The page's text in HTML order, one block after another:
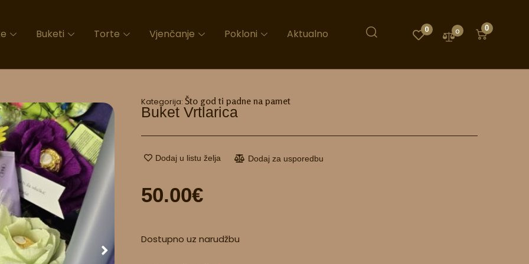
Buketi Torte Vjenčanje Pokloni Aktualno 0 0 0
Kategorija: Što god ti padne na pamet
Buket Vrtlarica
Dodaj u listu želja Dodaj za usporedbu
50.00€
Dostupno uz narudžbu
Vrtlarica